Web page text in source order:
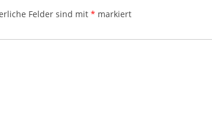
Felder sind mit * markiert